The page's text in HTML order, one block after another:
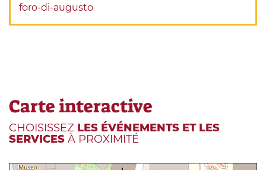
foro-di-augusto
Carte interactive
CHOISISSEZ LES ÉVÉNEMENTS ET LES
SERVICES À PROXIMITÉ